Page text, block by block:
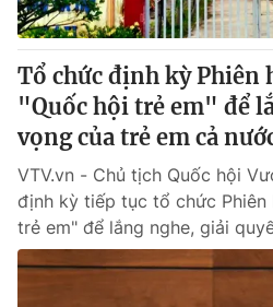
Tổ chức định kỳ Phiên
"Quốc hội trẻ em" để
vọng của trẻ em cả
VTV.vn - Chủ tịch Quốc hội
định kỳ tiếp tục tổ chức Phiên
trẻ em" để lắng nghe, giải